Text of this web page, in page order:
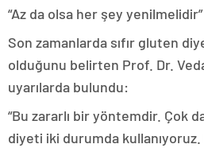
“Az da olsa her şey yenilmelidir”
Son zamanlarda sıfır gluten
olduğunu belirten Prof. Dr.
uyarılarda bulundu:
“Bu zararlı bir yöntemdir. Çok
diyeti iki durumda kullanıyoruz.